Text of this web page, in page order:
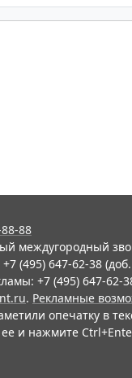
88
междугородный
(495) 647-62-38
+7 (495) 647-62-
. Рекламные
опечатку в
и нажмите